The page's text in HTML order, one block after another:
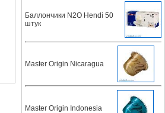
Баллончики N2O Hendi 50
штук
Master Origin Nicaragua
Master Origin Indonesia